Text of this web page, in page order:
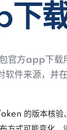
官方app下载
软件来源，并
的版本核验